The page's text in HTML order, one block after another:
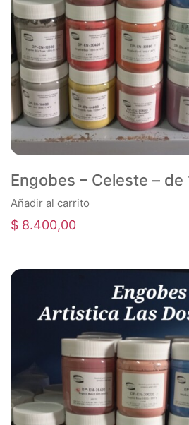
Engobes – Celeste – de
Añadir al carrito
$ 8.400,00